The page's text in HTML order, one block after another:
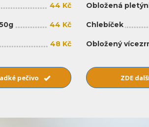
44 Kč
44 Kč
48 Kč
pečivo
Obložená
Chlebíček
Obložený
ZDE